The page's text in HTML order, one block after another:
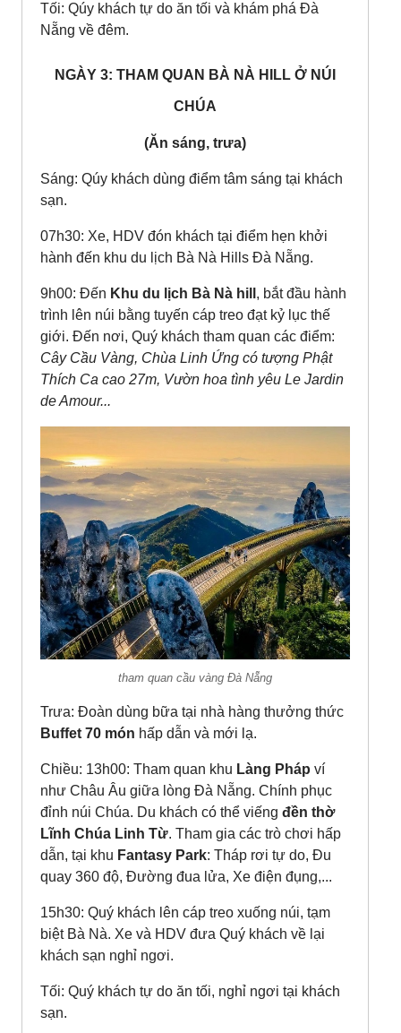
Tối: Qúy khách tự do ăn tối và khám phá Đà
Nẵng về đêm.
NGÀY 3: THAM QUAN BÀ NÀ HILL Ở NÚI
CHÚA
(Ăn sáng, trưa)
Sáng: Qúy khách dùng điểm tâm sáng tại khách
sạn.
07h30: Xe, HDV đón khách tại điểm hẹn khởi
hành đến khu du lịch Bà Nà Hills Đà Nẵng.
9h00: Đến Khu du lịch Bà Nà hill , bắt đầu hành
trình lên núi bằng tuyến cáp treo đạt kỷ lục thế
giới. Đến nơi, Quý khách tham quan các điểm:
Cây Cầu Vàng, Chùa Linh Ứng có tượng Phật
Thích Ca cao 27m, Vườn hoa tình yêu Le Jardin
de Amour...
tham quan cầu vàng Đà Nẵng
Trưa: Đoàn dùng bữa tại nhà hàng thưởng thức
Buffet 70 món hấp dẫn và mới lạ.
Chiều: 13h00: Tham quan khu Làng Pháp ví
như Châu Âu giữa lòng Đà Nẵng. Chính phục
đỉnh núi Chúa. Du khách có thể viếng đền thờ
Lĩnh Chúa Linh Từ. Tham gia các trò chơi hấp
dẫn, tại khu Fantasy Park: Tháp rơi tự do, Đu
quay 360 độ, Đường đua lửa, Xe điện đụng,...
15h30: Quý khách lên cáp treo xuống núi, tạm
biệt Bà Nà. Xe và HDV đưa Quý khách về lại
khách sạn nghỉ ngơi.
Tối: Quý khách tự do ăn tối, nghỉ ngơi tại khách
sạn.